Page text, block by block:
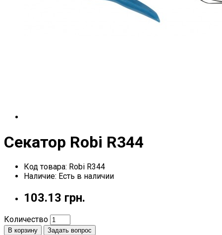
Секатор Robi R344
Код товара: Robi R344
Наличие: Есть в наличии
103.13 грн.
Количество
В корзину Задать вопрос